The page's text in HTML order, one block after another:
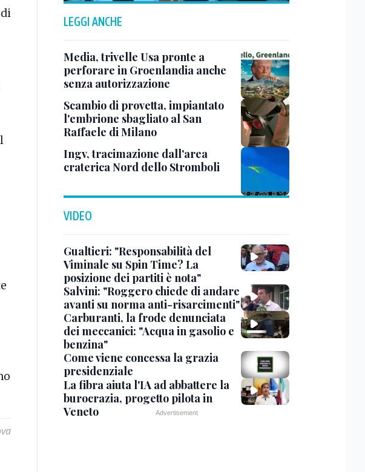
LEGGI ANCHE
Media, trivelle Usa pronte a
perforare in Groenlandia anche
senza autorizzazione
Scambio di provetta, impiantato
l'embrione sbagliato al San
Raffaele di Milano
Ingv, tracimazione dall'area
craterica Nord dello Stromboli
VIDEO
Gualtieri: "Responsabilità del
Viminale su Spin Time? La
posizione dei partiti è nota"
Salvini: "Roggero chiede di andare
avanti su norma anti-risarcimenti"
Carburanti, la frode denunciata
dei meccanici: "Acqua in gasolio e
benzina"
Come viene concessa la grazia
presidenziale
La fibra aiuta l'IA ad abbattere la
burocrazia, progetto pilota in
Veneto